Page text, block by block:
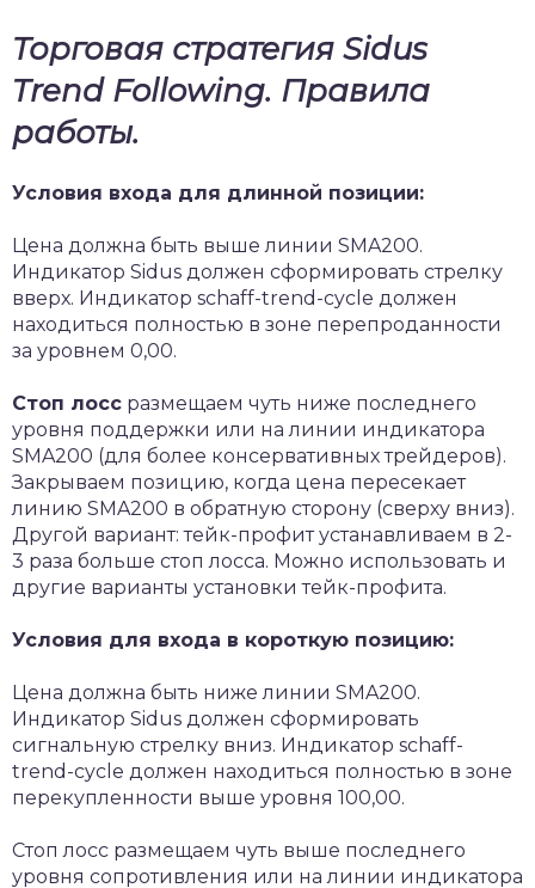
Торговая стратегия Sidus
Trend Following. Правила
работы.
Условия входа для длинной позиции:
Цена должна быть выше линии SMA200.
Индикатор Sidus должен сформировать стрелку
вверх. Индикатор schaff-trend-cycle должен
находиться полностью в зоне перепроданности
за уровнем 0,00.
Стоп лосс размещаем чуть ниже последнего
уровня поддержки или на линии индикатора
SMA200 (для более консервативных трейдеров).
Закрываем позицию, когда цена пересекает
линию SMA200 в обратную сторону (сверху вниз).
Другой вариант: тейк-профит устанавливаем в 2-
3 раза больше стоп лосса. Можно использовать и
другие варианты установки тейк-профита.
Условия для входа в короткую позицию:
Цена должна быть ниже линии SMA200.
Индикатор Sidus должен сформировать
сигнальную стрелку вниз. Индикатор schaff-
trend-cycle должен находиться полностью в зоне
перекупленности выше уровня 100,00.
Стоп лосс размещаем чуть выше последнего
уровня сопротивления или на линии индикатора